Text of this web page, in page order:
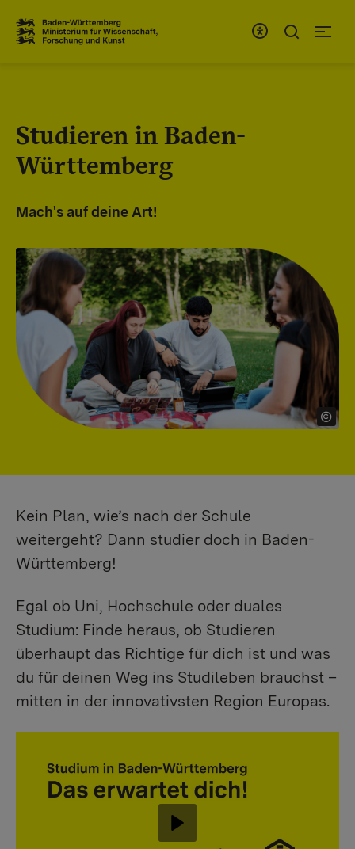
Studieren in Baden-
Württemberg
Mach's auf deine Art!
Kein Plan, wie’s nach der Schule
weitergeht? Dann studier doch in Baden-
Württemberg!
Egal ob Uni, Hochschule oder duales
Studium: Finde heraus, ob Studieren
überhaupt das Richtige für dich ist und was
du für deinen Weg ins Studileben brauchst –
mitten in der innovativsten Region Europas.
Abspielen